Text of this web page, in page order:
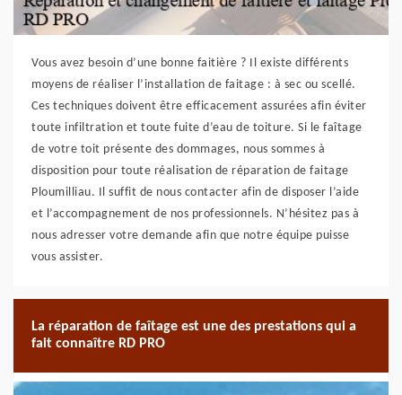
Vous avez besoin d’une bonne faitière ? Il existe différents
moyens de réaliser l’installation de faitage : à sec ou scellé.
Ces techniques doivent être efficacement assurées afin éviter
toute infiltration et toute fuite d’eau de toiture. Si le faîtage
de votre toit présente des dommages, nous sommes à
disposition pour toute réalisation de réparation de faitage
Ploumilliau. Il suffit de nous contacter afin de disposer l’aide
et l’accompagnement de nos professionnels. N’hésitez pas à
nous adresser votre demande afin que notre équipe puisse
vous assister.
La réparation de faîtage est une des prestations qui a
fait connaître RD PRO